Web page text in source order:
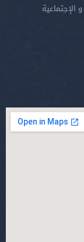
الإجتماعية